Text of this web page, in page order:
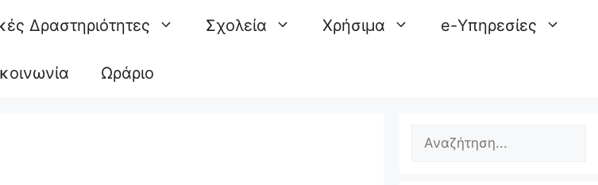
Δραστηριότητες Σχολεία Χρήσιμα e-Υπηρεσίες
Ωράριο